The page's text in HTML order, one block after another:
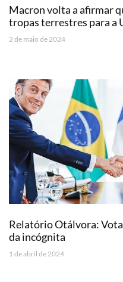
Macron volta a afirmar
tropas terrestres para a
2 de maio de 2024
Relatório Otálvora:
da incógnita
1 de abril de 2024